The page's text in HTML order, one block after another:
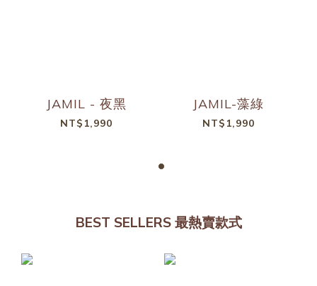
JAMIL - 夜黑
NT$1,990
JAMIL-藻綠
NT$1,990
BEST SELLERS 最熱賣款式